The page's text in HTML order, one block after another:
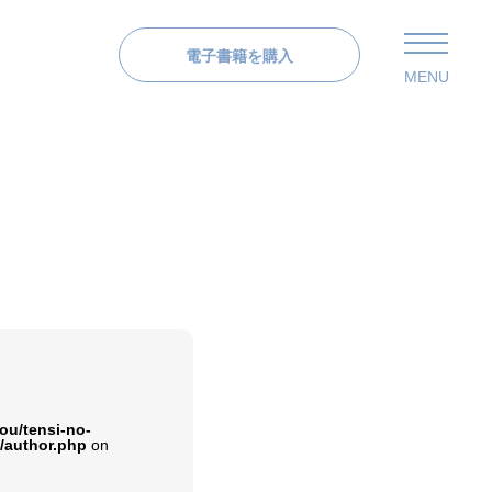
電子書籍を購入
MENU
tensi-no-
on